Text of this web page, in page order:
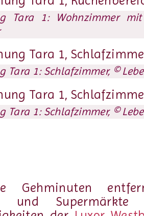
Tara 1: Wohnzimmer
Tara 1: Schlafzimmer, ©
Tara 1: Schlafzimmer, ©
Gehminuten
und